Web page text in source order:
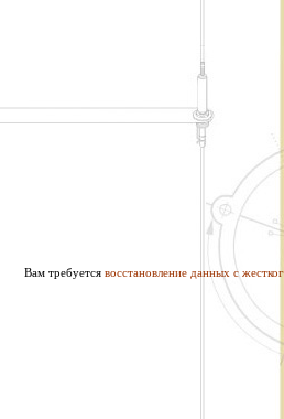
Вам требуется восстановление данных с